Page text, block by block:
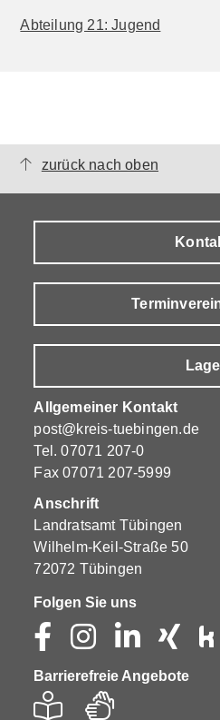
Abteilung 21: Jugend
zurück nach oben
Lage
Allgemeiner Kontakt
post@kreis-tuebingen.de
Tel.07071 207-0
Fax 07071 207-5999
Anschrift
Landratsamt Tübingen
Wilhelm-Keil-Straße 50
72072 Tübingen
Folgen Sie uns
Barrierefreie Angebote